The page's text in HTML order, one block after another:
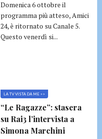
Domenica 6 ottobre il
programma più atteso, Amici
24, è ritornato su Canale 5.
Questo venerdì si...
LA TV VISTA DA ME >>
“Le Ragazze”: stasera
su Rai3 l’intervista a
Simona Marchini